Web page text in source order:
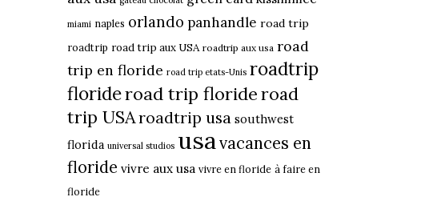
miami naples orlando panhandle road trip
roadtrip road trip aux USA roadtrip aux usa road
trip en floride road trip etats-Unis roadtrip
florideroad trip florideroad
trip USAroadtrip usa southwest
florida universal studios usavacances en
floride vivre aux usa vivre en floride à faire en
floride